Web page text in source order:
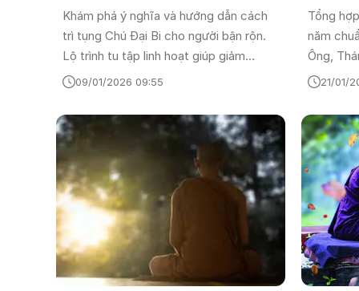
Rộn - Tìm An Nhiên Giữa
Đời Thường
Khám phá ý nghĩa và hướng dẫn cách
trì tụng Chú Đại Bi cho người bận rộn.
Lộ trình tu tập linh hoạt giúp giảm
stress, định tâm và mang lại bình an
09/01/2026 09:55
Trọng
Tổng
năm
Ông,
sắm lễ,
21/01/